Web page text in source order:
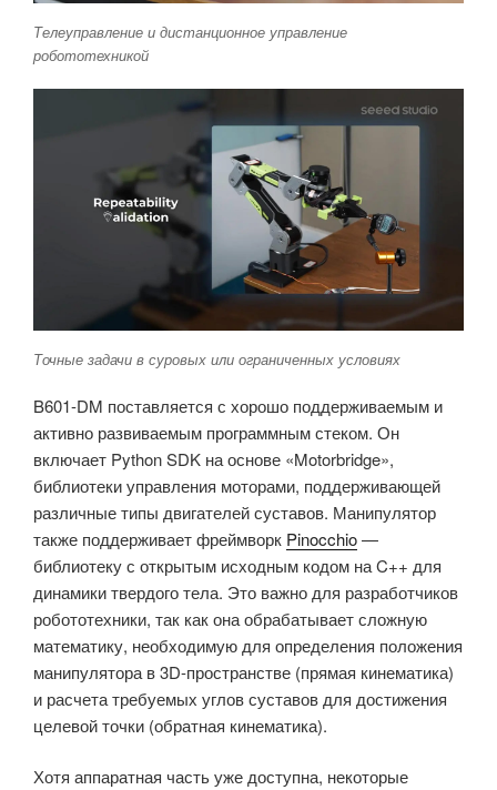
Телеуправление и дистанционное управление
робототехникой
Точные задачи в суровых или ограниченных условиях
B601-DM поставляется с хорошо поддерживаемым и
активно развиваемым программным стеком. Он
включает Python SDK на основе «Motorbridge»,
библиотеки управления моторами, поддерживающей
различные типы двигателей суставов. Манипулятор
также поддерживает фреймворк Pinocchio—
библиотеку с открытым исходным кодом на C++ для
динамики твердого тела. Это важно для разработчиков
робототехники, так как она обрабатывает сложную
математику, необходимую для определения положения
манипулятора в 3D-пространстве (прямая кинематика)
и расчета требуемых углов суставов для достижения
целевой точки (обратная кинематика).
Хотя аппаратная часть уже доступна, некоторые